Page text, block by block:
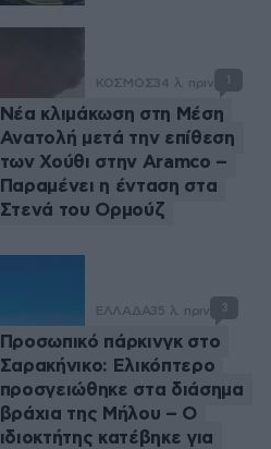
ΚΟΣΜΟΣ34 λ. πριν
Νέα κλιμάκωση στη Μέση
Ανατολή μετά την επίθεση
των Χούθι στην Aramco –
Παραμένει η ένταση στα
Στενά του Ορμούζ
ΕΛΛΑΔΑ35 λ. πριν 3
Προσωπικό πάρκινγκ στο
Σαρακήνικο: Ελικόπτερο
προσγειώθηκε στα διάσημα
βράχια της Μήλου – Ο
ιδιοκτήτης κατέβηκε για